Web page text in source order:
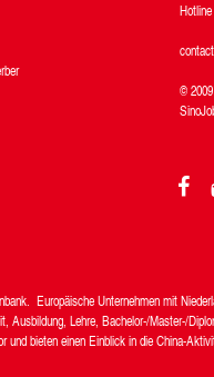
©
Europäische Unternehmen mit
Lehre, Bachelor-/Master-/
bieten einen Einblick in die China-